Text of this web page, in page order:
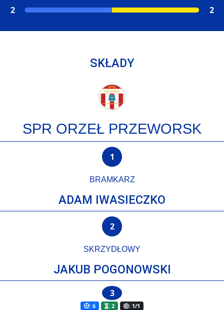
2 2
SKŁADY
SPR ORZEŁ PRZEWORSK
ADAM IWASIECZKO
BRAMKARZ
1
JAKUB POGONOWSKI
SKRZYDŁOWY
2
: 6 : 2 : 1/1
3